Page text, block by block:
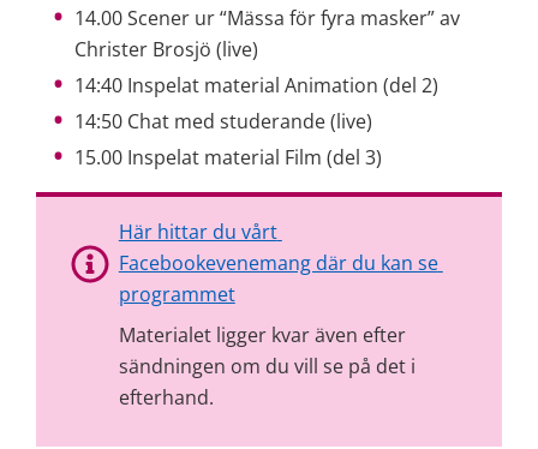
14.00 Scener ur “Mässa för fyra masker” av
Christer Brosjö (live)
14:40 Inspelat material Animation (del 2)
14:50 Chat med studerande (live)
15.00 Inspelat material Film (del 3)
Här hittar du vårt
Facebookevenemang där du kan se
programmet
Materialet ligger kvar även efter
sändningen om du vill se på det i
efterhand.